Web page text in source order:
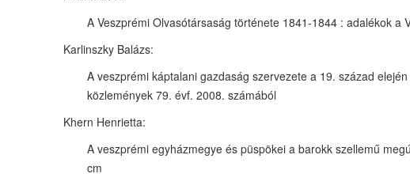
A Veszprémi Olvasótársaság története 1841-1844 : adalékok
Karlinszky Balázs:
A veszprémi káptalani gazdaság szervezete a 19. század
közlemények 79. évf. 2008. számából
Khern Henrietta:
A veszprémi egyházmegye és püspökei a barokk szellemű
cm